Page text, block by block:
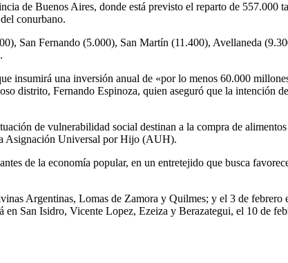
de Buenos Aires, donde está previsto el reparto de
conurbano.
San Fernando (5.000), San Martín (11.400), Avellaneda
insumirá una inversión anual de «por lo menos 60.000
distrito, Fernando Espinoza, quien aseguró que la intención
de vulnerabilidad social destinan a la compra de
Asignación Universal por Hijo (AUH).
de la economía popular, en un entretejido que busca
Argentinas, Lomas de Zamora y Quilmes; y el 3 de febrero
San Isidro, Vicente Lopez, Ezeiza y Berazategui, el 10 de